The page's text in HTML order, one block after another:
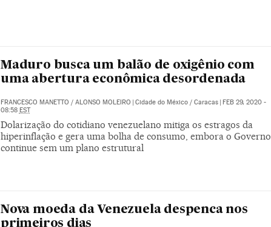
Maduro busca um balão de oxigênio com
uma abertura econômica desordenada
FRANCESCO MANETTO / ALONSO MOLEIRO | Cidade do México / Caracas | FEB 29, 2020 -
08:58 EST
Dolarização do cotidiano venezuelano mitiga os estragos da
hiperinflação e gera uma bolha de consumo, embora o Governo
continue sem um plano estrutural
Nova moeda da Venezuela despenca nos
primeiros dias